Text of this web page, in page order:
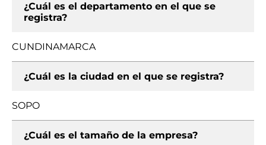
¿Cuál es el departamento en el que se
registra?
CUNDINAMARCA
¿Cuál es la ciudad en el que se registra?
SOPO
¿Cuál es el tamaño de la empresa?